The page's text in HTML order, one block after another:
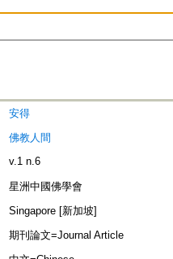
安得
佛教人間
v.1 n.6
星洲中國佛學會
Singapore [新加坡]
期刊論文=Journal Article